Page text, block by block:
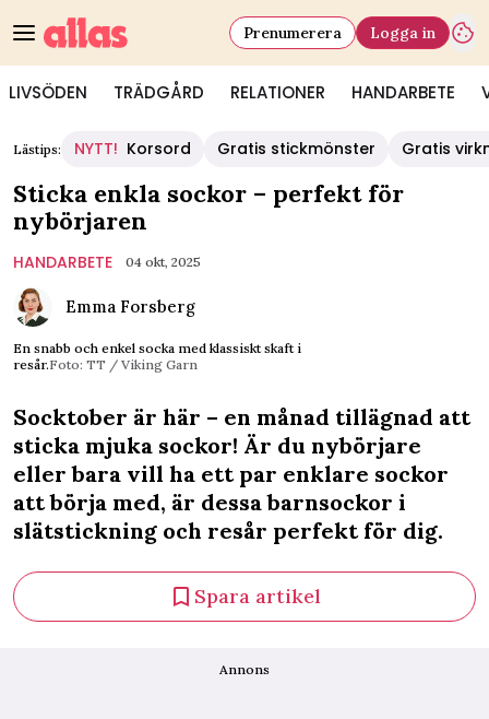
LIVSÖDEN TRÄDGÅRD RELATIONER HANDARBETE
Prenumerera Logga in
Lästips: NYTT! Korsord Gratis stickmönster Gratis
Sticka enkla sockor – perfekt för
nybörjaren
HANDARBETE 04 okt, 2025
Emma Forsberg
En snabb och enkel socka med klassiskt skaft i
resår.Foto: TT / Viking Garn
Socktober är här – en månad tillägnad att
sticka mjuka sockor! Är du nybörjare
eller bara vill ha ett par enklare sockor
att börja med, är dessa barnsockor i
slätstickning och resår perfekt för dig.
Spara artikel
Annons